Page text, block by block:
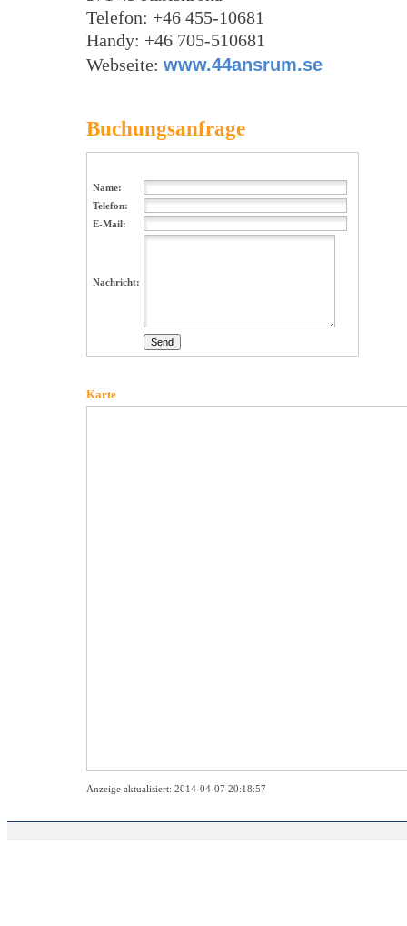
Telefon: +46 455-10681
Handy: +46 705-510681
Webseite: www.44ansrum.se
Buchungsanfrage
Name:
Telefon:
E-Mail:
Nachricht:
Karte
Anzeige aktualisiert: 2014-04-07 20:18:57